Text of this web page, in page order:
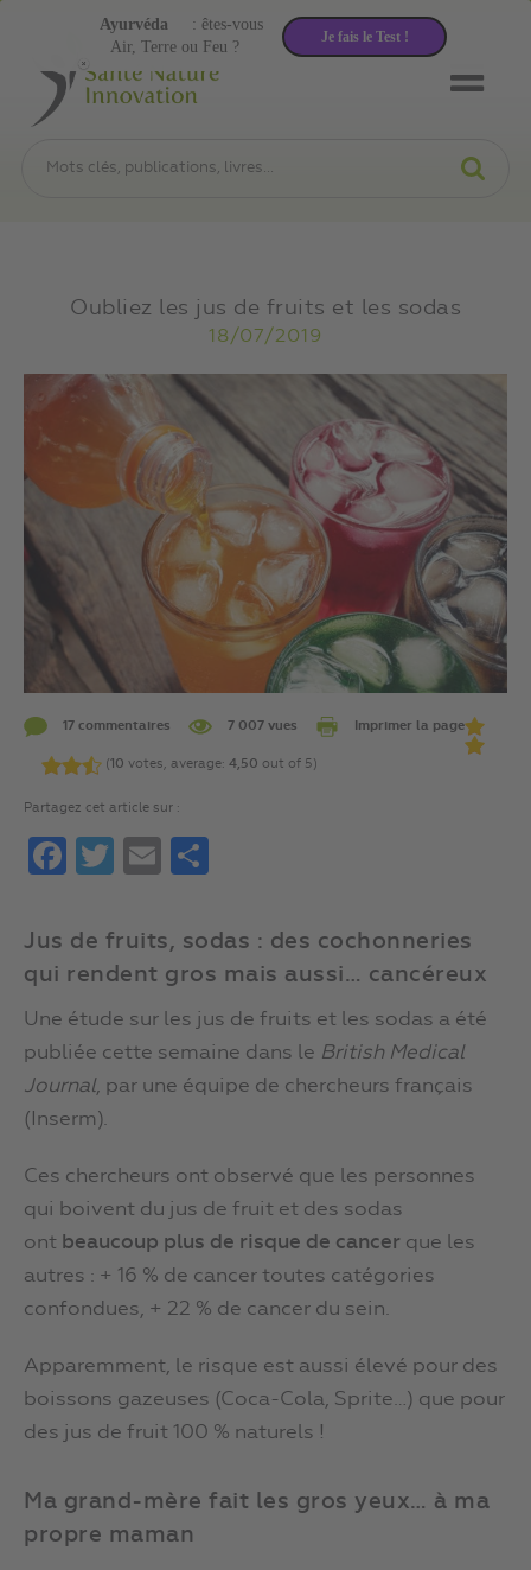
Oubliez les jus de fruits et les sodas
18/07/2019
17 commentaires 7 007 vues Imprimer la page
(10 votes, average: 4,50 out of 5)
Partagez cet article sur :
FacebookTwitterEmail
Jus de fruits, sodas : des cochonneries
qui rendent gros mais aussi… cancéreux
Une étude sur les jus de fruits et les sodas a été
publiée cette semaine dans le British Medical
Journal, par une équipe de chercheurs français
(Inserm).
Ces chercheurs ont observé que les personnes
qui boivent du jus de fruit et des sodas
ont beaucoup plus de risque de cancer que les
autres : + 16 % de cancer toutes catégories
confondues, + 22 % de cancer du sein.
Apparemment, le risque est aussi élevé pour des
boissons gazeuses (Coca-Cola, Sprite…) que pour
des jus de fruit 100 % naturels !
Ma grand-mère fait les gros yeux… à ma
propre maman
Air, Terre ou Feu ?
Ayurvéda : êtes-vous
Je fais le Test !